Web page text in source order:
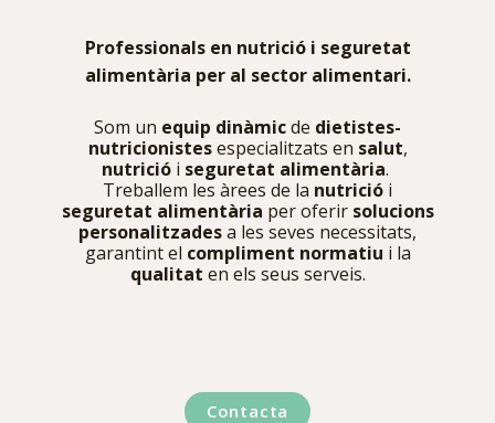
Professionals en nutrició i seguretat
alimentària per al sector alimentari.
Som un equip dinàmicde dietistes-
nutricionistesespecialitzats en salut,
nutrició i seguretat alimentària.
Treballem les àrees de la nutrició i
seguretat alimentària per oferir solucions
personalitzadesa les seves necessitats,
garantint el compliment normatiu i la
qualitat en els seus serveis.
Contacta